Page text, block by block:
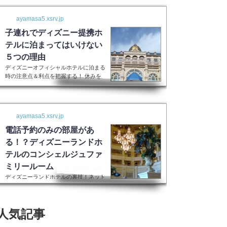
ayamasa5.xsrv.jp
子連れでディズニー提携ホ
テルに泊まってはいけない
５つの理由
ディズニーオフィシャルホテルに泊まる
時の注意点＆利点を把握する！ 休みを
取って子供を喜ばせるためにディズニー
ランドに行く！最高の家族サービスです
よね。 でも・・・小さい子供を連れて
るのは、お父さんお母さんも疲れること
間違いなし。 夜の目玉であるショーや
パレードの前に子供が寝てしまって抱っ
こしながら見るなんて残念なことも多々
起こるでしょう。 せっかくキラキラし
た夢の国を可愛い我が子に見せたかった
のに・・・。 そんな時、「ディズニー
ラ...
ayamasa5.xsrv.jp
電話予約のみの部屋があ
る！？ディズニーランドホ
テルのコンシェルジュファ
ミリールーム
ディズニーランドホテルの裏技！ネット
上には表示されない大人数用ルーム現在
の予約センターもなくなってしまったそ
うで、元コンシェルジュファミリールー
気記事